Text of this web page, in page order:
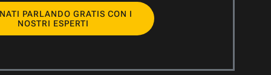
PARLANDO GRATIS CON I
NOSTRI ESPERTI